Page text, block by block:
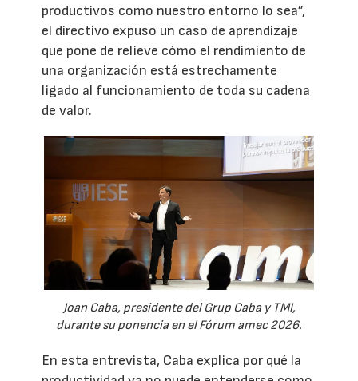
productivos como nuestro entorno lo sea”,
el directivo expuso un caso de aprendizaje
que pone de relieve cómo el rendimiento de
una organización está estrechamente
ligado al funcionamiento de toda su cadena
de valor.
Joan Caba, presidente del Grup Caba y TMI,
durante su ponencia en el Fórum amec 2026.
En esta entrevista, Caba explica por qué la